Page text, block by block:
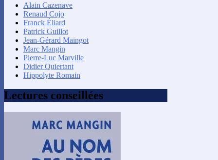
Alain Cazenave
Renaud Cojo
Franck Éliard
Patrick Guillot
Jean-Gérard Maingot
Marc Mangin
Pierre-Luc Marville
Didier Quiertant
Hippolyte Romain
Lectures conseillées